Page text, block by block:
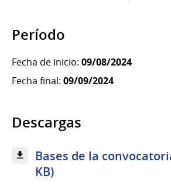
Período
Fecha de inicio: 09/08/2024
Fecha final: 09/09/2024
Descargas
Bases de la
KB)